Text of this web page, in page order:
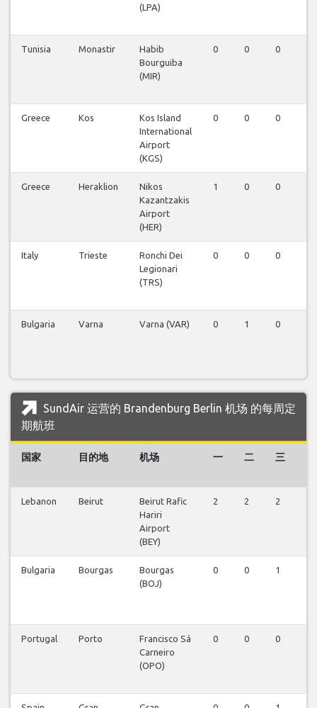
(LPA)
Tunisia Monastir
Habib
Bourguiba
(MIR)
0 0 0
Greece Kos
Kos Island
International
Airport
(KGS)
0 0 0
Greece Heraklion
Nikos
Kazantzakis
Airport
(HER)
1 0 0
Italy Trieste
Ronchi Dei
Legionari
(TRS)
0 0 0
Bulgaria Varna Varna (VAR) 0 1 0
SundAir 运营的 Brandenburg Berlin 机场 的每周定
期航班
国家 目的地 机场 一 二 三
Lebanon Beirut
Beirut Rafic
Hariri
Airport
(BEY)
2 2 2
Bulgaria Bourgas
Bourgas
(BOJ)
0 0 1
Portugal Porto
Francisco Sá
Carneiro
(OPO)
0 0 0